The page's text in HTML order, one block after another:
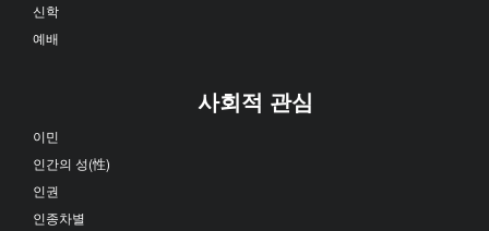
신학
예배
사회적 관심
이민
인간의 성(性)
인권
인종차별